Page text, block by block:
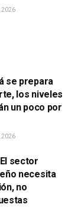
2026
se prepara
los niveles
un poco por
2026
sector
necesita
no